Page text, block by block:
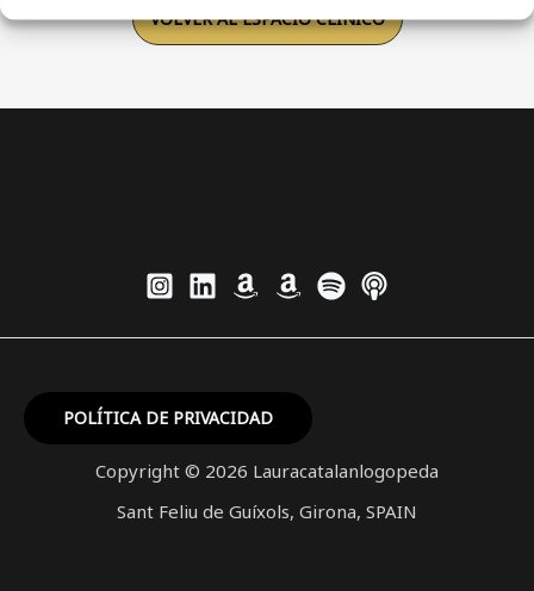
VOLVER AL ESPACIO CLÍNICO
POLÍTICA DE PRIVACIDAD
Copyright © 2026 Lauracatalanlogopeda
Sant Feliu de Guíxols, Girona, SPAIN